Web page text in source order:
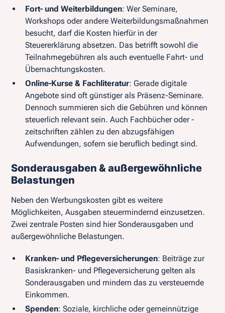
Fort- und Weiterbildungen: Wer Seminare,
Workshops oder andere Weiterbildungsmaßnahmen
besucht, darf die Kosten hierfür in der
Steuererklärung absetzen. Das betrifft sowohl die
Teilnahmegebühren als auch eventuelle Fahrt- und
Übernachtungskosten.
Online-Kurse & Fachliteratur: Gerade digitale
Angebote sind oft günstiger als Präsenz-Seminare.
Dennoch summieren sich die Gebühren und können
steuerlich relevant sein. Auch Fachbücher oder -
zeitschriften zählen zu den abzugsfähigen
Aufwendungen, sofern sie beruflich bedingt sind.
Sonderausgaben & außergewöhnliche
Belastungen
Neben den Werbungskosten gibt es weitere
Möglichkeiten, Ausgaben steuermindernd einzusetzen.
Zwei zentrale Posten sind hier Sonderausgaben und
außergewöhnliche Belastungen.
Kranken- und Pflegeversicherungen: Beiträge zur
Basiskranken- und Pflegeversicherung gelten als
Sonderausgaben und mindern das zu versteuernde
Einkommen.
Spenden: Soziale, kirchliche oder gemeinnützige